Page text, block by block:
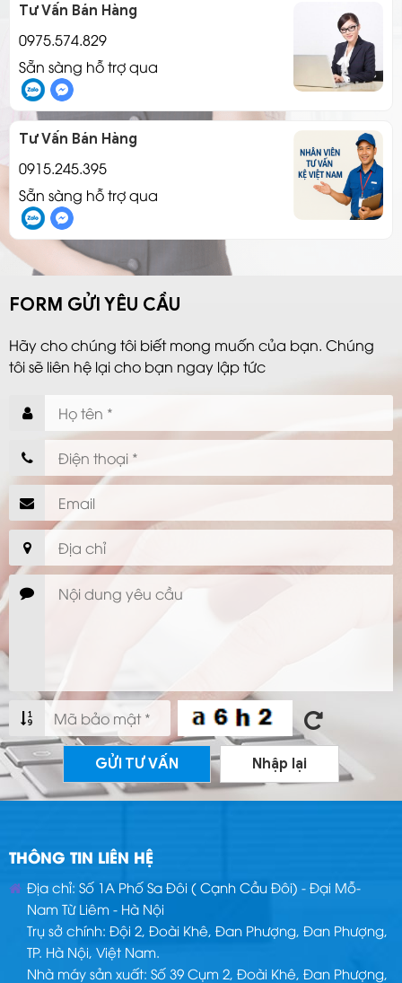
Tư Vấn Bán Hàng
0975.574.829
Sẵn sàng hỗ trợ qua
Tư Vấn Bán Hàng
0915.245.395
Sẵn sàng hỗ trợ qua
FORM GỬI YÊU CẦU
Hãy cho chúng tôi biết mong muốn của bạn. Chúng
tôi sẽ liên hệ lại cho bạn ngay lập tức
GỬI TƯ VẤN Nhập lại
THÔNG TIN LIÊN HỆ
Địa chỉ: Số 1A Phố Sa Đôi ( Cạnh Cầu Đôi) - Đại Mỗ-
Nam Từ Liêm - Hà Nội
Trụ sở chính: Đội 2, Đoài Khê, Đan Phượng, Đan Phượng,
TP. Hà Nội, Việt Nam.
Nhà máy sản xuất: Số 39 Cụm 2, Đoài Khê, Đan Phượng,